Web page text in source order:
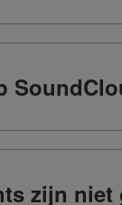
zijn